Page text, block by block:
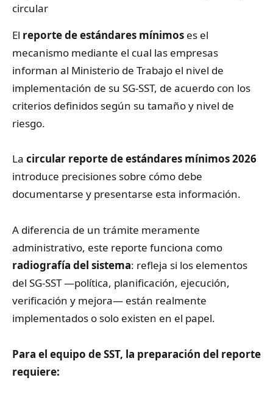
circular
El reporte de estándares mínimos es el
mecanismo mediante el cual las empresas
informan al Ministerio de Trabajo el nivel de
implementación de su SG-SST, de acuerdo con los
criterios definidos según su tamaño y nivel de
riesgo.
La circular reporte de estándares mínimos 2026
introduce precisiones sobre cómo debe
documentarse y presentarse esta información.
A diferencia de un trámite meramente
administrativo, este reporte funciona como
radiografía del sistema: refleja si los elementos
del SG-SST —política, planificación, ejecución,
verificación y mejora— están realmente
implementados o solo existen en el papel.
Para el equipo de SST, la preparación del reporte
requiere: